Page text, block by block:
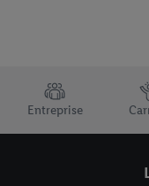
TRUSTBAR
Entreprise